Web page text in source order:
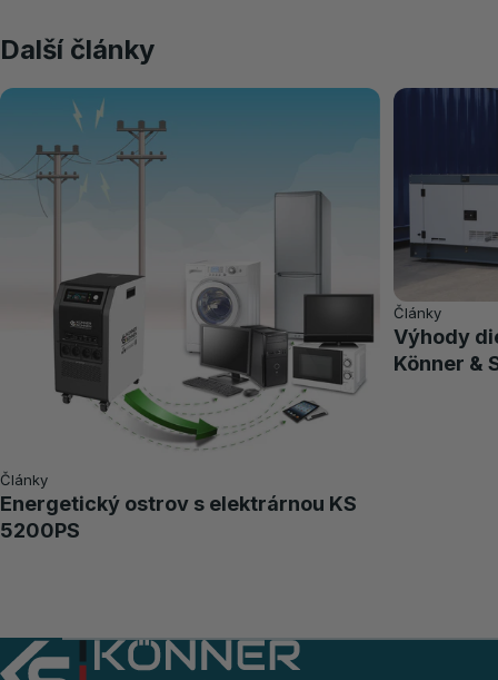
Další články
Články
Energetický ostrov s elektrárnou KS
5200PS
Články
Výhody
Könner &